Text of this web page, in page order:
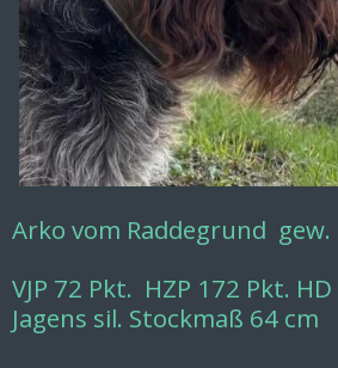
Arko vom Raddegrund gew.
VJP 72 Pkt. HZP 172 Pkt.
Jagens sil. Stockmaß 64 cm